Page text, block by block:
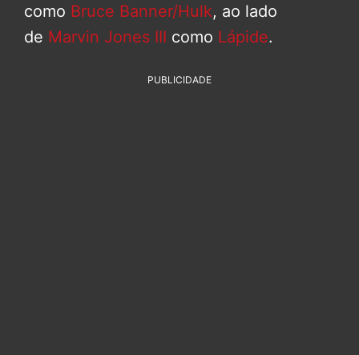
como Bruce Banner/Hulk, ao lado
de Marvin Jones III como Lápide.
PUBLICIDADE